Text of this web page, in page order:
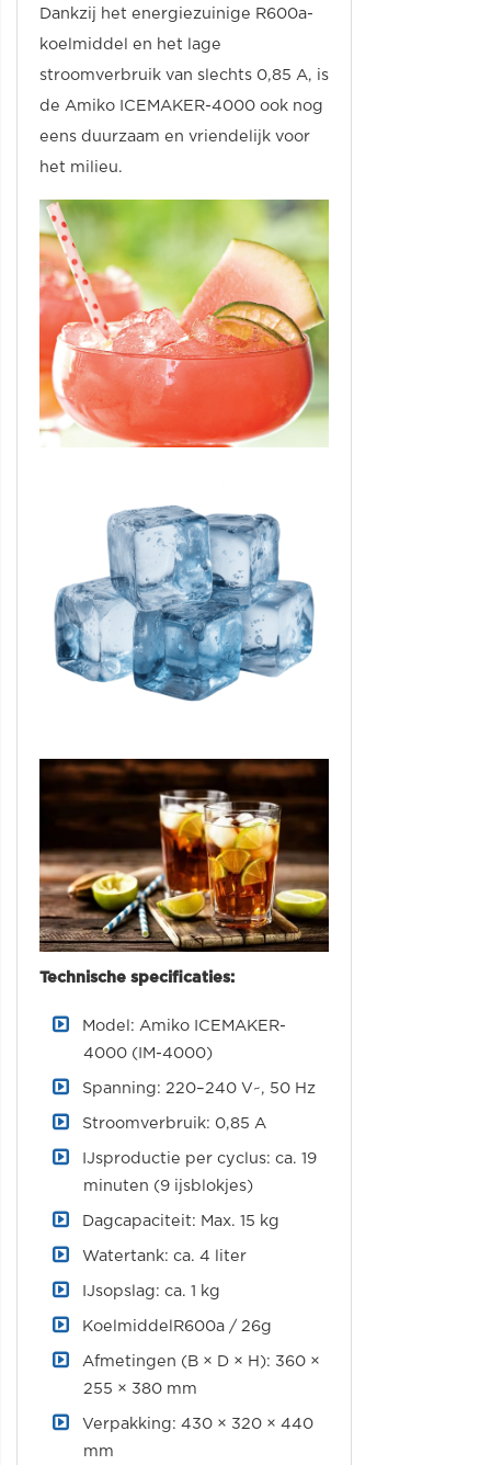
Dankzij het energiezuinige R600a-
koelmiddel en het lage
stroomverbruik van slechts 0,85 A, is
de Amiko ICEMAKER-4000 ook nog
eens duurzaam en vriendelijk voor
het milieu.
Technische specificaties:
Model: Amiko ICEMAKER-
4000 (IM-4000)
Spanning: 220–240 V~, 50 Hz
Stroomverbruik: 0,85 A
IJsproductie per cyclus: ca. 19
minuten (9 ijsblokjes)
Dagcapaciteit: Max. 15 kg
Watertank: ca. 4 liter
IJsopslag: ca. 1 kg
KoelmiddelR600a / 26g
Afmetingen (B × D × H): 360 ×
255 × 380 mm
Verpakking: 430 × 320 × 440
mm